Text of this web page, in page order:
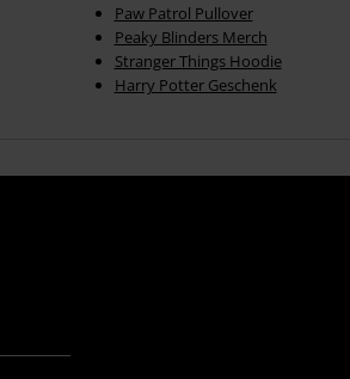
Paw Patrol Pullover
Peaky Blinders Merch
Stranger Things Hoodie
Harry Potter Geschenk